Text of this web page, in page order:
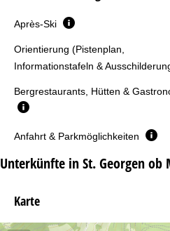
Après-Ski
Orientierung (Pistenplan,
Informationstafeln &
Bergrestaurants, Hütten &
Anfahrt & Parkmöglichkeiten
Unterkünfte in St. Georgen ob
Karte